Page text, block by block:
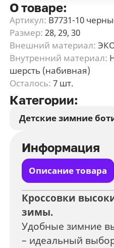
О товаре:
Артикул: В7731-10
Размер: 28, 29, 30
Внешний материал:
Внутренний материал:
шерсть (набивная)
Осталось: 7 шт.
Категории:
Детские зимние
Информация
Описание товара
Кроссовки
зимы.
Удобные зимние
– идеальный